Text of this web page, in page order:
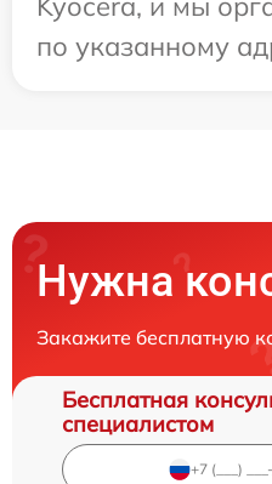
по указанному
Нужна
Закажите бесплатную
Бесплатная
специалистом